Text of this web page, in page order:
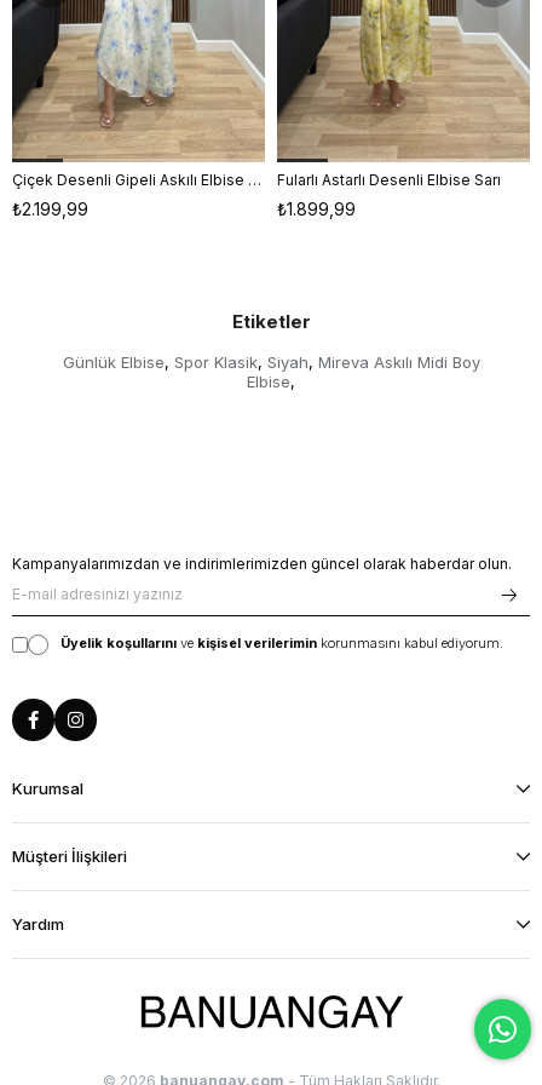
S M L
Çiçek Desenli Gipeli Askılı Elbise Mavi
₺2.199,99
S M L
Fularlı Astarlı Desenli Elbise Sarı
₺1.899,99
Etiketler
Günlük Elbise, Spor Klasik, Siyah, Mireva Askılı Midi Boy
Elbise,
Kampanyalarımızdan ve indirimlerimizden güncel olarak haberdar olun.
Üyelik koşullarını ve kişisel verilerimin korunmasını kabul ediyorum.
Kurumsal
Müşteri İlişkileri
Yardım
© 2026 banuangay.com - Tüm Hakları Saklıdır.